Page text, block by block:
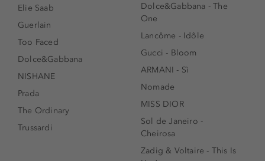
Elie Saab
Guerlain
Too Faced
Dolce&Gabbana
NISHANE
Prada
The Ordinary
Trussardi
Dolce&Gabbana - The
One
Lancôme - Idôle
Gucci - Bloom
ARMANI - Sì
Nomade
MISS DIOR
Sol de Janeiro -
Cheirosa
Zadig & Voltaire - This Is